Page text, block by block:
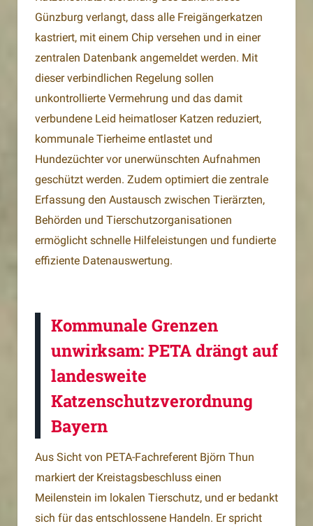
Günzburg verlangt, dass alle Freigängerkatzen
kastriert, mit einem Chip versehen und in einer
zentralen Datenbank angemeldet werden. Mit
dieser verbindlichen Regelung sollen
unkontrollierte Vermehrung und das damit
verbundene Leid heimatloser Katzen reduziert,
kommunale Tierheime entlastet und
Hundezüchter vor unerwünschten Aufnahmen
geschützt werden. Zudem optimiert die zentrale
Erfassung den Austausch zwischen Tierärzten,
Behörden und Tierschutzorganisationen
ermöglicht schnelle Hilfeleistungen und fundierte
effiziente Datenauswertung.
Kommunale Grenzen
unwirksam: PETA drängt auf
landesweite
Katzenschutzverordnung
Bayern
Aus Sicht von PETA-Fachreferent Björn Thun
markiert der Kreistagsbeschluss einen
Meilenstein im lokalen Tierschutz, und er bedankt
sich für das entschlossene Handeln. Er spricht